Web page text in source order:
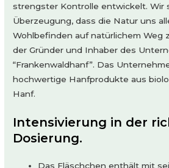
strengster Kontrolle entwickelt. Wir
Überzeugung, dass die Natur uns
Wohlbefinden auf natürlichem Weg
der Gründer und Inhaber des
“Frankenwaldhanf”. Das
hochwertige Hanfprodukte aus
Hanf.
Intensivierung in der
Dosierung.
Das Fläschchen enthält mit